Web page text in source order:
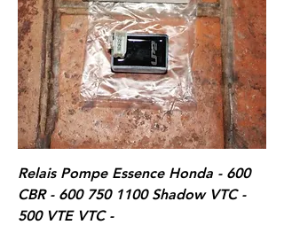
Relais Pompe Essence Honda - 600
CBR - 600 750 1100 Shadow VTC -
500 VTE VTC -